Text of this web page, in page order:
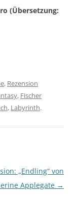
(Übersetzung:
, Rezension
, Fischer
, Labyrinth.
„Endling“ von
Applegate →